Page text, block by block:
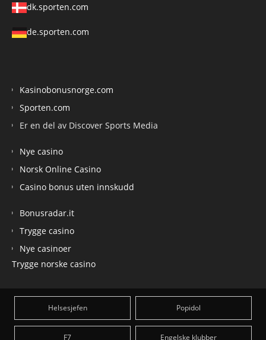
dk.sporten.com
de.sporten.com
Kasinobonusnorge.com
Sporten.com
Er en del av Discover Sports Media
Nye casino
Norsk Online Casino
Casino bonus uten innskudd
Bonusradar.it
Trygge casino
Nye casinoer
Trygge norske casino
Helsesjefen Popidol
F7 Engelske klubber